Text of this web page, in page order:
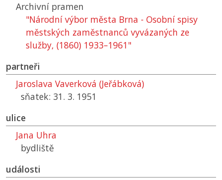
Archivní pramen
"Národní výbor města Brna - Osobní spisy
městských zaměstnanců vyvázaných ze
služby, (1860) 1933–1961"
partneři
Jaroslava Vaverková (Jeřábková)
sňatek: 31. 3. 1951
ulice
Jana Uhra
bydliště
události